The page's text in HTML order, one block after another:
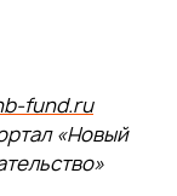
fund.ru
«Новый